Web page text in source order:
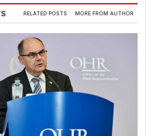
RELATED POSTS MORE FROM AUTHOR